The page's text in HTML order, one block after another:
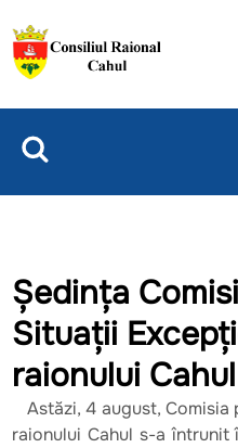
Ședința
Situații
raionului Cahul
Astăzi, 4 august,
raionului Cahul s-a întrunit